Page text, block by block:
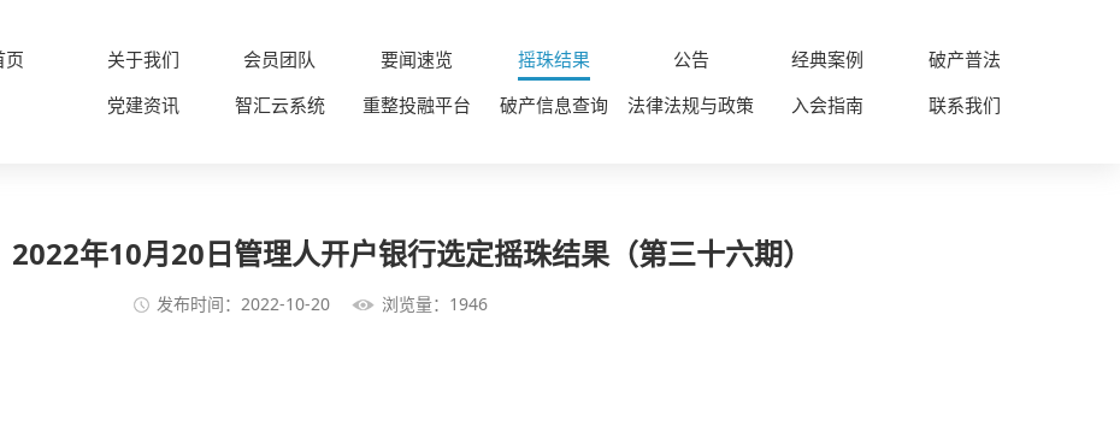
页 关于我们 会员团队 要闻速览 摇珠结果 公告 经典案例
破产普法
党建资讯
智汇云系统 重整投融平台 破产信息查询 法律法规与政策 入会指南 联系我们
2022年10月20日管理人开户银行选定摇珠结果（第三十六期）
发布时间：2022-10-20 浏览量：1946